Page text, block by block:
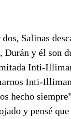
Salinas
Durán y él son
Inti-
Inti-
hecho
y pensé